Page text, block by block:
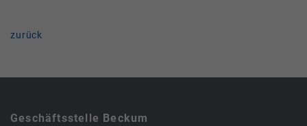
zurück
Geschäftsstelle Beckum